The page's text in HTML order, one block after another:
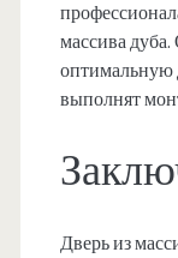
массива
оптимальную
выполнят
Дверь из